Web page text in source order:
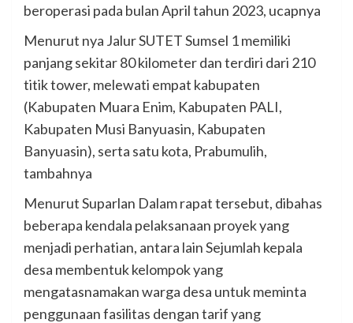
beroperasi pada bulan April tahun 2023, ucapnya
Menurut nya Jalur SUTET Sumsel 1 memiliki
panjang sekitar 80 kilometer dan terdiri dari 210
titik tower, melewati empat kabupaten
(Kabupaten Muara Enim, Kabupaten PALI,
Kabupaten Musi Banyuasin, Kabupaten
Banyuasin), serta satu kota, Prabumulih,
tambahnya
Menurut Suparlan Dalam rapat tersebut, dibahas
beberapa kendala pelaksanaan proyek yang
menjadi perhatian, antara lain Sejumlah kepala
desa membentuk kelompok yang
mengatasnamakan warga desa untuk meminta
penggunaan fasilitas dengan tarif yang